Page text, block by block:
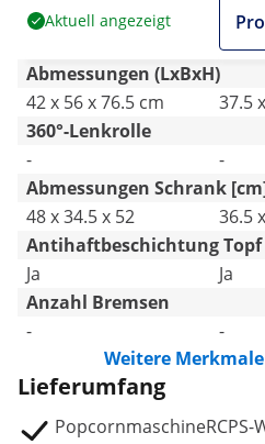
Aktuell angezeigt
Abmessungen (LxBxH)
42 x 56 x 76.5 cm
37.5
360°-Lenkrolle
-
-
Abmessungen Schrank
48 x 34.5 x 52
36.5
Antihaftbeschichtung Topf
Ja
Ja
Anzahl Bremsen
-
-
Weitere
Lieferumfang
PopcornmaschineRCPS-